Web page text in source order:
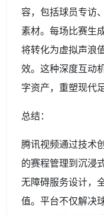
容，包括球员专访
素材。每场比赛生
将转化为虚拟声浪
效。这种深度互动
字资产，重塑现代
总结：
腾讯视频通过技术
的赛程管理到沉浸
无障碍服务设计，
值。平台不仅解决